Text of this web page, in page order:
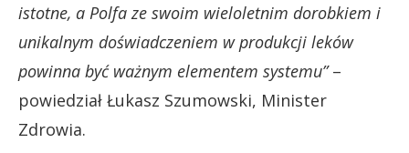
istotne, a Polfa ze swoim wieloletnim dorobkiem i
unikalnym doświadczeniem w produkcji leków
powinna być ważnym elementem systemu”–
powiedział Łukasz Szumowski, Minister
Zdrowia.